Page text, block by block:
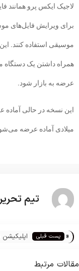
لاجیک ایکس پرو همانند
برای ویرایش فایل‌های
موسیقی استفاده کنند.
همراه داشتن یک دستگاه
عرضه به بازار شود.
میلادی آماده عرضه
تیم
« پست قبلی
مقالات مرتبط